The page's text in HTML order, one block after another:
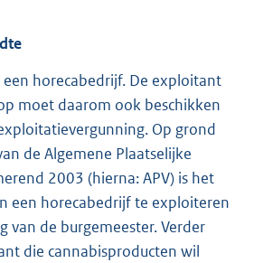
een horecabedrijf. De exploitant
moet daarom ook beschikken
Op grond
de Algemene Plaatselijke
2003 (hierna: APV) is het
een horecabedrijf te exploiteren
van de burgemeester. Verder
die cannabisproducten wil